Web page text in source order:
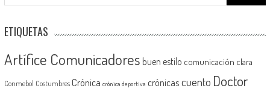
ETIQUETAS
Artífice Comunicadores buen estilo comunicación clara
Conmebol Costumbres Crónica crónica deportiva crónicascuento Doctor